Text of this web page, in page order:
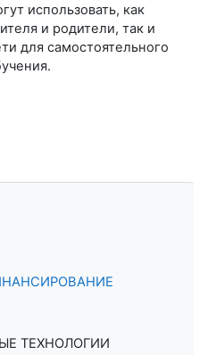
использовать, как
и родители, так и
для самостоятельного
ТЕХНОЛОГИИ